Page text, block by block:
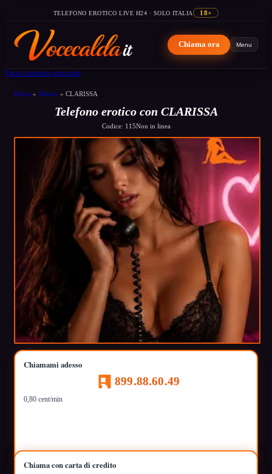
TELEFONO EROTICO LIVE H24 · SOLO ITALIA 18+
Chiama ora Menu
Vai al contenuto principale
Home » Mature » CLARISSA
Telefono erotico con CLARISSA
Codice: 115Non in linea
Chiamami adesso
899.88.60.49
0,80 cent/min
Chiama con carta di credito